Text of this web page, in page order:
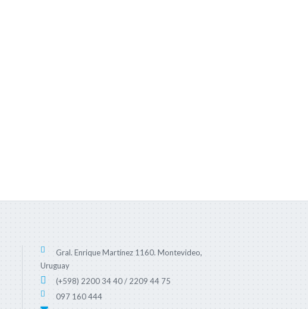
Gral. Enrique Martínez 1160. Montevideo,
Uruguay
(+598) 2200 34 40 / 2209 44 75
097 160 444